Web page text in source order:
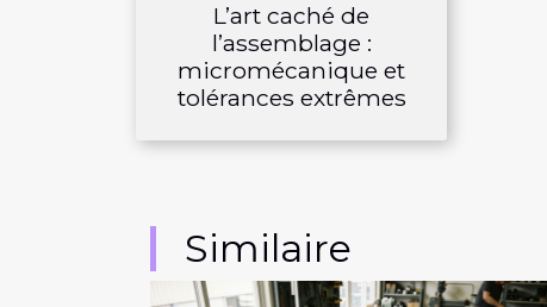
L’art caché de
l’assemblage :
micromécanique et
tolérances extrêmes
Similaire